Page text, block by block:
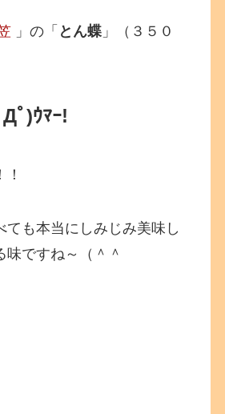
」の「 とん蝶 」（３５０
Дﾟ)ｳﾏｰ!
ても本当にしみじみ美味し
味ですね～（＾＾